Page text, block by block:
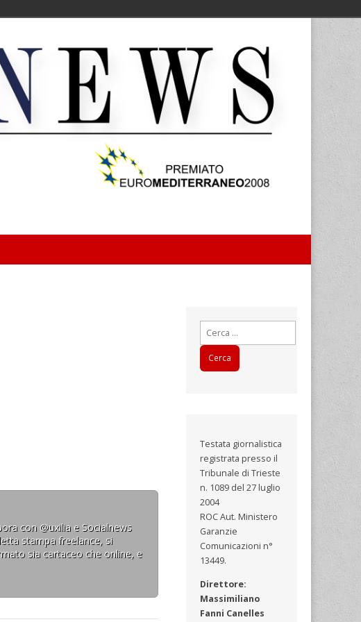
con @uxilia e Socialnews
stampa freelance, si
sia cartaceo che online, e
Ricerca
per:
Testata giornalistica
registrata presso il
Tribunale di Trieste
n. 1089 del 27 luglio
2004
ROC Aut. Ministero
Garanzie
Comunicazioni n°
13449.
Direttore:
Massimiliano
Fanni Canelles